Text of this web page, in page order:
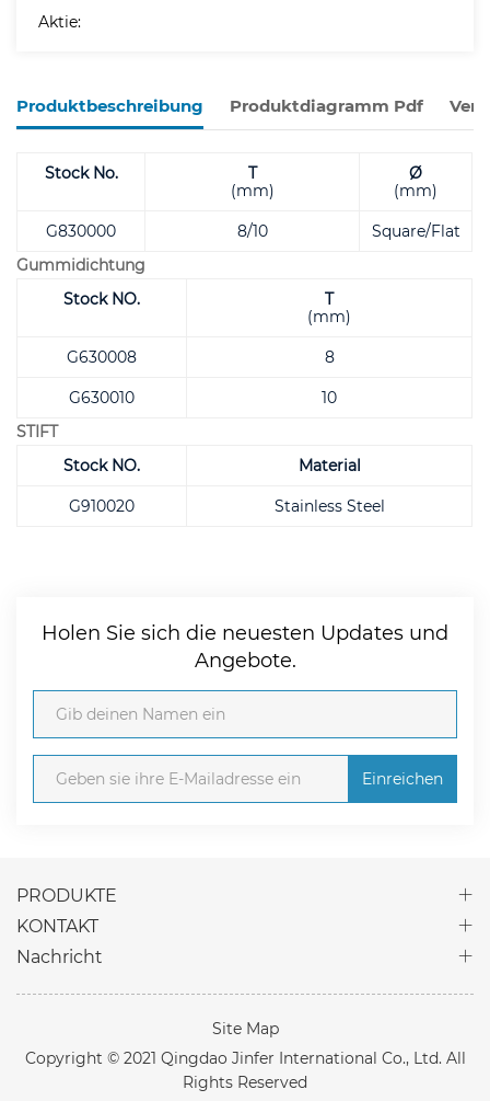
Aktie:
Produktbeschreibung Produktdiagramm Pdf
Stock No.
T
(mm)
Ø
(mm)
G830000
8/10
Square/Flat
Gummidichtung
Stock NO.
T
(mm)
G630008
8
G630010
10
STIFT
Stock NO.
Material
G910020
Stainless Steel
Holen Sie sich die neuesten Updates und
Angebote.
Einreichen
PRODUKTE
KONTAKT
Nachricht
Site Map
Copyright © 2021 Qingdao Jinfer International Co., Ltd. All
Rights Reserved